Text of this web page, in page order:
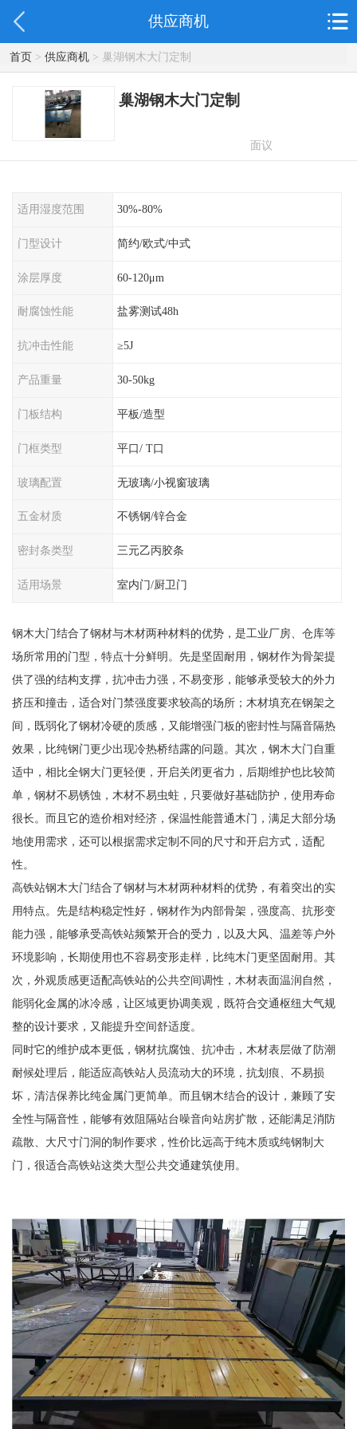
供应商机
首页> 供应商机> 巢湖钢木大门定制
巢湖钢木大门定制
面议
适用湿度范围 30%-80%
门型设计 简约/欧式/中式
涂层厚度 60-120μm
耐腐蚀性能 盐雾测试48h
抗冲击性能 ≥5J
产品重量 30-50kg
门板结构 平板/造型
门框类型 平口/ T口
玻璃配置 无玻璃/小视窗玻璃
五金材质 不锈钢/锌合金
密封条类型 三元乙丙胶条
适用场景 室内门/厨卫门
钢木大门结合了钢材与木材两种材料的优势，是工业厂房、仓库等
场所常用的门型，特点十分鲜明。先是坚固耐用，钢材作为骨架提
供了强的结构支撑，抗冲击力强，不易变形，能够承受较大的外力
挤压和撞击，适合对门禁强度要求较高的场所；木材填充在钢架之
间，既弱化了钢材冷硬的质感，又能增强门板的密封性与隔音隔热
效果，比纯钢门更少出现冷热桥结露的问题。其次，钢木大门自重
适中，相比全钢大门更轻便，开启关闭更省力，后期维护也比较简
单，钢材不易锈蚀，木材不易虫蛀，只要做好基础防护，使用寿命
很长。而且它的造价相对经济，保温性能普通木门，满足大部分场
地使用需求，还可以根据需求定制不同的尺寸和开启方式，适配
性。
高铁站钢木大门结合了钢材与木材两种材料的优势，有着突出的实
用特点。先是结构稳定性好，钢材作为内部骨架，强度高、抗形变
能力强，能够承受高铁站频繁开合的受力，以及大风、温差等户外
环境影响，长期使用也不容易变形走样，比纯木门更坚固耐用。其
次，外观质感更适配高铁站的公共空间调性，木材表面温润自然，
能弱化金属的冰冷感，让区域更协调美观，既符合交通枢纽大气规
整的设计要求，又能提升空间舒适度。
同时它的维护成本更低，钢材抗腐蚀、抗冲击，木材表层做了防潮
耐候处理后，能适应高铁站人员流动大的环境，抗划痕、不易损
坏，清洁保养比纯金属门更简单。而且钢木结合的设计，兼顾了安
全性与隔音性，能够有效阻隔站台噪音向站房扩散，还能满足消防
疏散、大尺寸门洞的制作要求，性价比远高于纯木质或纯钢制大
门，很适合高铁站这类大型公共交通建筑使用。